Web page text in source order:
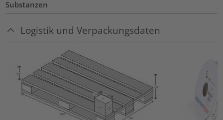
Substanzen
Logistik und Verpackungsdaten